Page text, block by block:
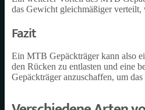
das Gewicht gleichmäßiger verteilt,
Fazit
Ein MTB Gepäckträger kann also
den Rücken zu entlasten und eine
Gepäckträger anzuschaffen, um